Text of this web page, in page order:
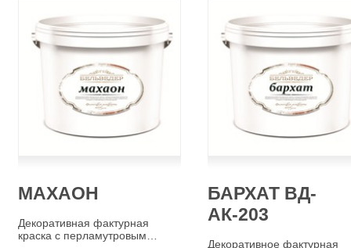
МАХАОН
Декоративная фактурная
краска с перламутровым…
БАРХАТ ВД-
АК-203
Декоративное фактурная